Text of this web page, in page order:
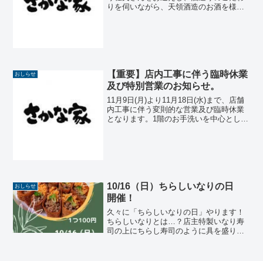
りを伺いながら、天領酒造のお酒を様々
おしらせ
【重要】店内工事に伴う臨時休業
及び特別営業のお知らせ。
11月9日(月)より11月18日(水)まで、店舗
内工事に伴う変則的な営業及び臨時休業
となります。1階のお手洗いを中心とした
おしらせ
10/16（日）ちらしいなりの日
開催！
久々に「ちらしいなりの日」やります！
ちらしいなりとは…？店主特製いなり寿
司の上にちらし寿司のように具を盛り付